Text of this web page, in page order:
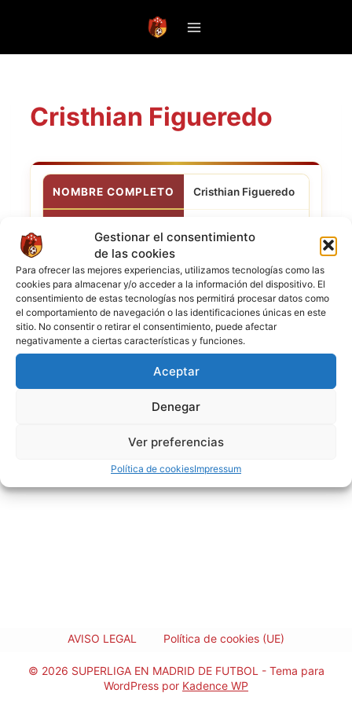
Gestionar el consentimiento
de las cookies
Para ofrecer las mejores experiencias, utilizamos tecnologías como las
cookies para almacenar y/o acceder a la información del dispositivo. El
consentimiento de estas tecnologías nos permitirá procesar datos como
el comportamiento de navegación o las identificaciones únicas en este
sitio. No consentir o retirar el consentimiento, puede afectar
negativamente a ciertas características y funciones.
Aceptar
Denegar
Ver preferencias
Política de cookiesImpressum
Cristhian Figueredo
NOMBRE COMPLETO Cristhian Figueredo
CLUB ACTUAL West Ham Utd
NACIONALIDAD
AVISO LEGAL Política de cookies (UE)
© 2026 SUPERLIGA EN MADRID DE FUTBOL - Tema para
WordPress por Kadence WP